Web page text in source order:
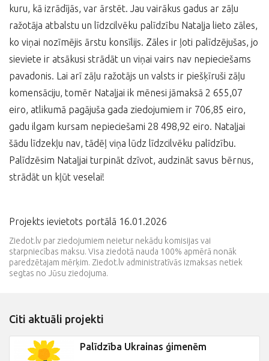
kuru, kā izrādījās, var ārstēt. Jau vairākus gadus ar zāļu
ražotāja atbalstu un līdzcilvēku palīdzību Nataļja lieto zāles,
ko viņai nozīmējis ārstu konsīlijs. Zāles ir ļoti palīdzējušas, jo
sieviete ir atsākusi strādāt un viņai vairs nav nepieciešams
pavadonis. Lai arī zāļu ražotājs un valsts ir piešķīruši zāļu
komensāciju, tomēr Nataļjai ik mēnesi jāmaksā 2 655,07
eiro, atlikumā pagājuša gada ziedojumiem ir 706,85 eiro,
gadu ilgam kursam nepieciešami 28 498,92 eiro. Nataļjai
šādu līdzekļu nav, tādēļ viņa lūdz līdzcilvēku palīdzību.
Palīdzēsim Nataļjai turpināt dzīvot, audzināt savus bērnus,
strādāt un kļūt veselai!
Projekts ievietots portālā 16.01.2026
Ziedot.lv par ziedojumiem neietur nekādu komisijas vai
starpniecības maksu. Visa ziedotā nauda 100% apmērā nonāk
paredzētajam mērķim. Ziedot.lv administratīvās izmaksas netiek
segtas no Jūsu ziedojuma.
Citi aktuāli projekti
Palīdzība Ukrainas ģimenēm